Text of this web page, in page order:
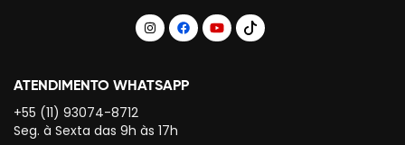
ATENDIMENTO WHATSAPP
+55 (11) 93074-8712
Seg. à Sexta das 9h às 17h